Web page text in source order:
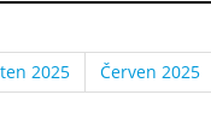
2025 Červen 2025